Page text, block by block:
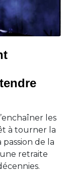
les
à tourner la
de la
retraite